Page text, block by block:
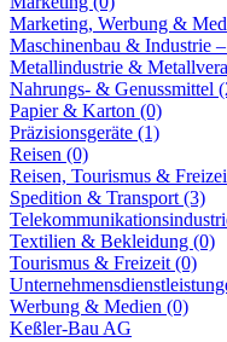
Marketing, Werbung &
Maschinenbau & Industrie
Metallindustrie &
Nahrungs- & Genussmittel
Papier & Karton (0)
Präzisionsgeräte (1)
Reisen (0)
Reisen, Tourismus &
Spedition & Transport (3)
Textilien & Bekleidung (0)
Tourismus & Freizeit (0)
Werbung & Medien (0)
Keßler-Bau AG